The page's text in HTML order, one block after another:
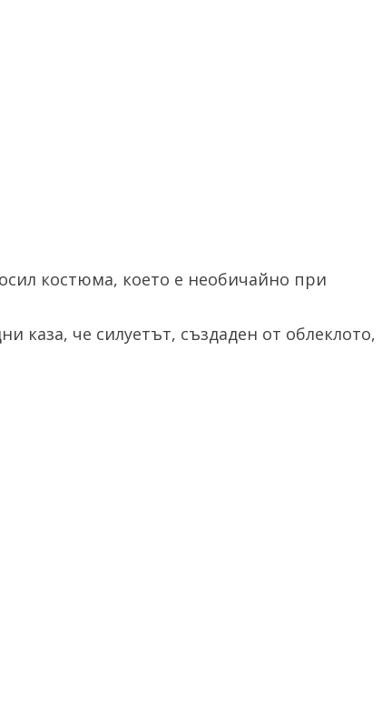
костюма, което е необичайно при
каза, че силуетът, създаден от облеклото,